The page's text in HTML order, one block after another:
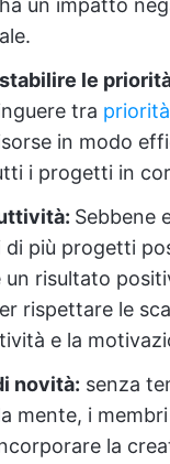
un impatto
le
tra
in modo
i progetti in
Sebbene
di più progetti
un risultato
rispettare le
e la
novità: senza
mente, i
la